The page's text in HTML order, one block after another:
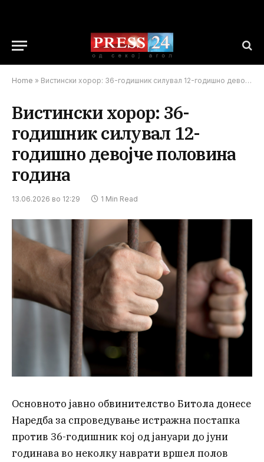
Home » Вистински хорор: 36-годишник силувал 12-годишно девојче половина година
Вистински хорор: 36-
годишник силувал 12-
годишно девојче половина
година
13.06.2026 во 12:29 1 Min Read
Основното јавно обвинителство Битола донесе
Наредба за спроведување истражна постапка
против 36-годишник кој од јануари до јуни
годинава во неколку наврати вршел полов